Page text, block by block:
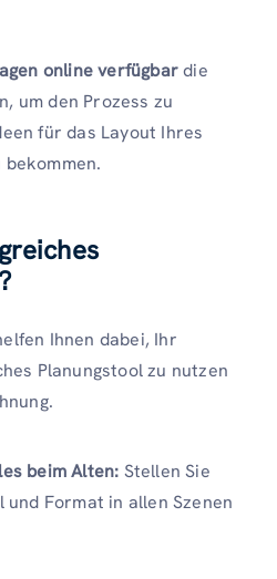
online verfügbardie
um den Prozess zu
für das Layout Ihres
Ihnen dabei, Ihr
Planungstool zu nutzen
beim Alten: Stellen Sie
und Format in allen Szenen